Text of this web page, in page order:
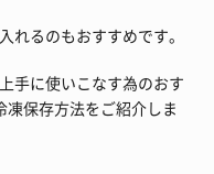
れるのもおすすめです。
手に使いこなす為のおす
保存方法をご紹介しま